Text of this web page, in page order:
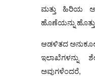
ಮತ್ತು ಹಿರಿಯ
ಹೊಣೆಯನ್ನು
ಆಡಳಿತದ
ಇಲಾಖೆಗಳನ್ನು
ಅವುಗಳೆಂದರೆ,